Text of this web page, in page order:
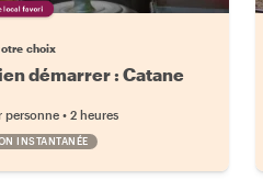
local favori
choix
démarrer : Catane
personne • 2 heures
INSTANTANÉE